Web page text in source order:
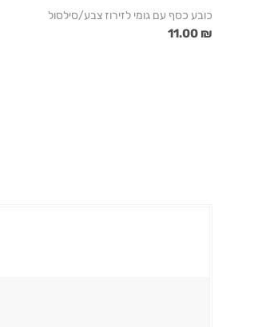
כובע כסף עם גומי לזירוז צבע/סילסול
₪ 11.00